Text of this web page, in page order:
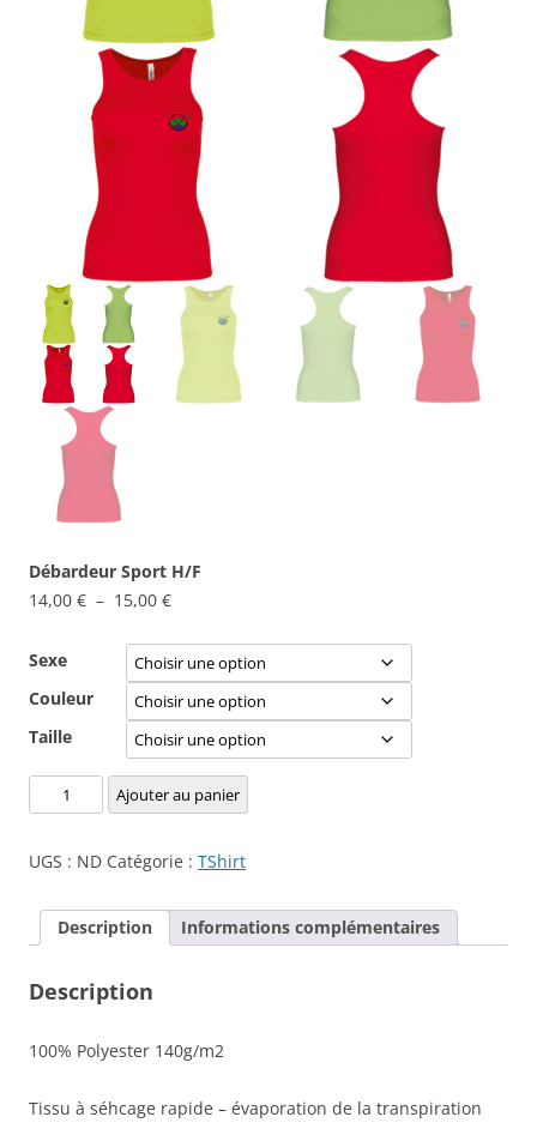
Débardeur Sport H/F
14,00 € – 15,00 €Plage
prix :
14,00 €
à
15,00 €
Sexe
Couleur
Taille
quantité
de
Sport
Ajouter au panier
UGS : ND Catégorie : TShirt
Description Informations complémentaires
Description
100% Polyester 140g/m2
Tissu à séhcage rapide – évaporation de la transpiration